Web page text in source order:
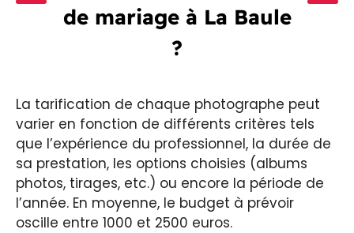
de mariage à La Baule
?
La tarification de chaque photographe peut
varier en fonction de différents critères tels
que l’expérience du professionnel, la durée de
sa prestation, les options choisies (albums
photos, tirages, etc.) ou encore la période de
l’année. En moyenne, le budget à prévoir
oscille entre 1000 et 2500 euros.